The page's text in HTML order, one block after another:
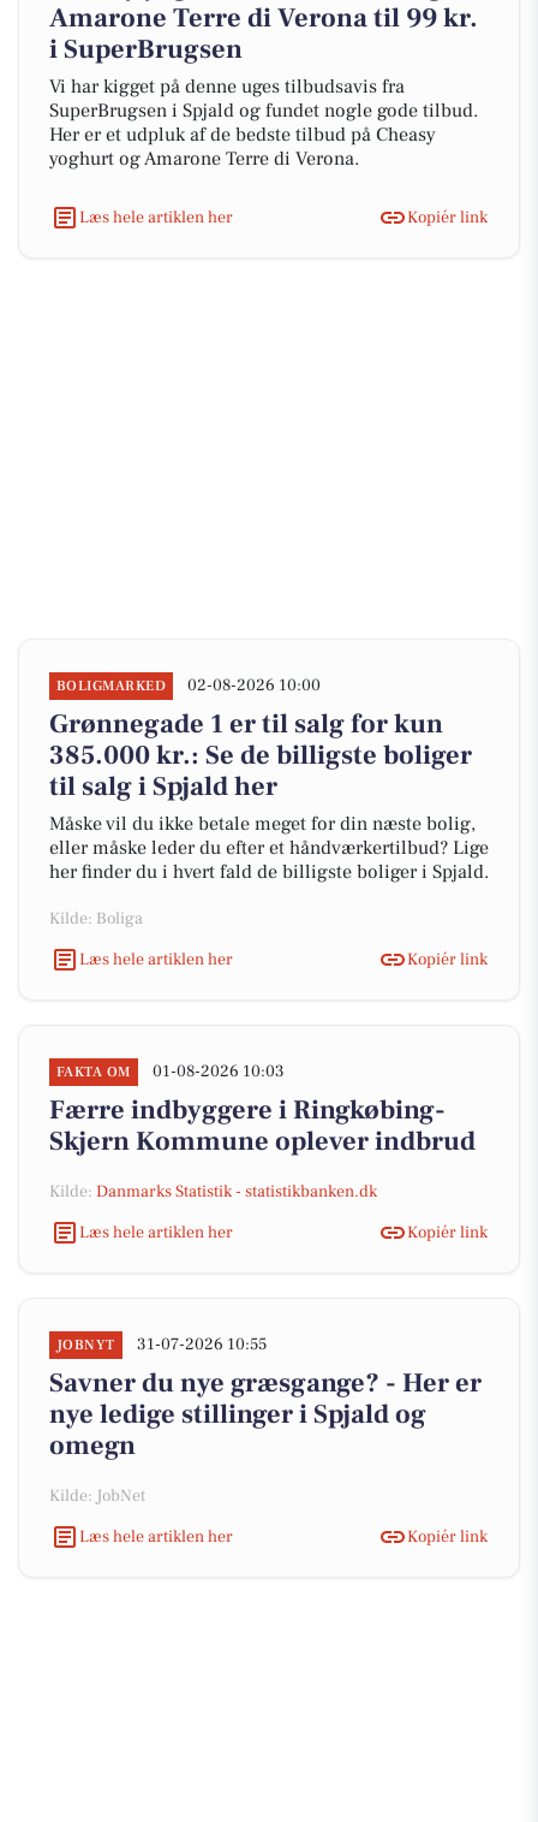
Amarone Terre di Verona til 99 kr.
i SuperBrugsen
Vi har kigget på denne uges tilbudsavis fra
SuperBrugsen i Spjald og fundet nogle gode tilbud.
Her er et udpluk af de bedste tilbud på Cheasy
yoghurt og Amarone Terre di Verona.
Læs hele artiklen her Kopiér link
BOLIGMARKED 02-08-2026 10:00
Grønnegade 1 er til salg for kun
385.000 kr.: Se de billigste boliger
til salg i Spjald her
Måske vil du ikke betale meget for din næste bolig,
eller måske leder du efter et håndværkertilbud? Lige
her finder du i hvert fald de billigste boliger i Spjald.
Kilde: Boliga
Læs hele artiklen her
Kopiér link
FAKTA OM 01-08-2026 10:03
Færre indbyggere i Ringkøbing-
Skjern Kommune oplever indbrud
Kilde: Danmarks Statistik - statistikbanken.dk
Læs hele artiklen her
Kopiér link
JOBNYT 31-07-2026 10:55
Savner du nye græsgange? - Her er
nye ledige stillinger i Spjald og
omegn
Kilde: JobNet
Læs hele artiklen her
Kopiér link